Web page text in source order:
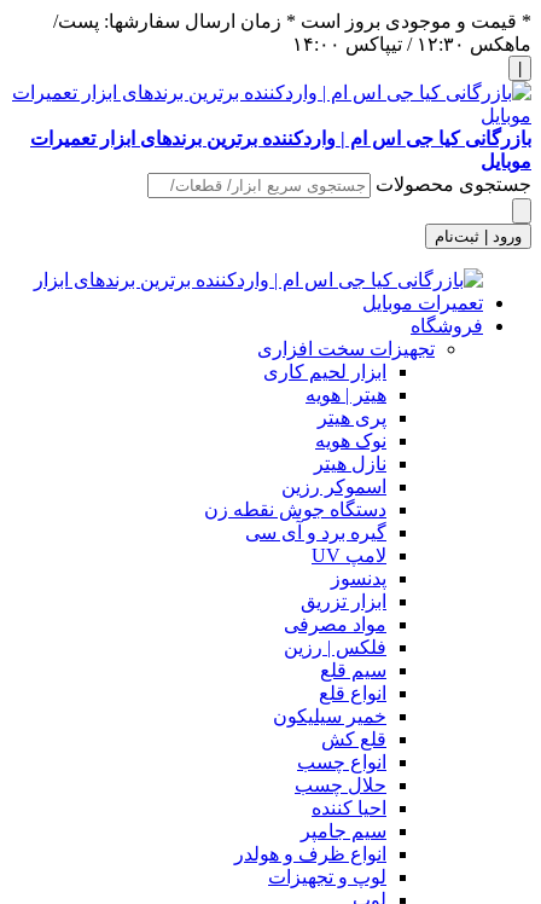
* قیمت و موجودی بروز است * زمان ارسال سفارشها: پست/
ماهکس ١٢:٣٠ / تیپاکس ١۴:٠٠
بازرگانی کیا جی اس ام | واردکننده برترین برندهای ابزار تعمیرات
موبایل
جستجوی محصولات
ورود | ثبت‌نام
فروشگاه
تجهیزات سخت افزاری
ابزار لحیم کاری
هیتر | هویه
پری هیتر
نوک هویه
نازل هیتر
اسموکر رزین
دستگاه جوش نقطه زن
گیره برد و آی سی
لامپ UV
پدنسوز
ابزار تزریق
مواد مصرفی
فلکس | رزین
سیم قلع
انواع قلع
خمیر سیلیکون
قلع کش
انواع چسب
حلال چسب
احیا کننده
سیم جامپر
انواع ظرف و هولدر
لوپ و تجهیزات
لوپ